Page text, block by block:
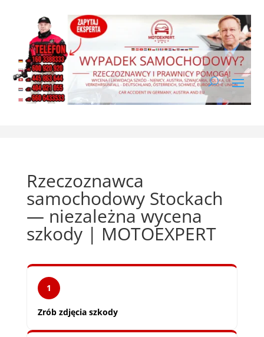
Rzeczoznawca
samochodowy Stockach
— niezależna wycena
szkody | MOTOEXPERT
1
Zrób zdjęcia szkody